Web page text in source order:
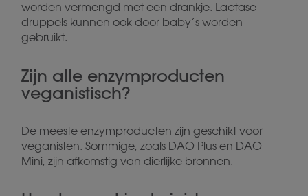
worden vermengd met een drankje. Lactase-
druppels kunnen ook door baby’s worden
gebruikt.
Zijn alle enzymproducten
veganistisch?
De meeste enzymproducten zijn geschikt voor
veganisten. Sommige, zoals DAO Plus en DAO
Mini, zijn afkomstig van dierlijke bronnen.